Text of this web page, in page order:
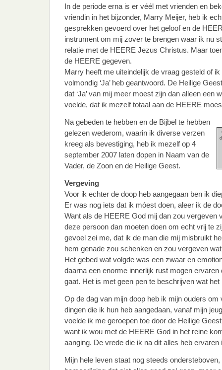
In de periode erna is er véél met vrienden en
vriendin in het bijzonder, Marry Meijer, heb ik
gesprekken gevoerd over het geloof en de
instrument om mij zover te brengen waar ik nu
relatie met de HEERE Jezus Christus. Maar
de HEERE gegeven.
Marry heeft me uiteindelijk de vraag gesteld of
volmondig ‘Ja’ heb geantwoord. De Heilige
dat ‘Ja’ van mij meer moest zijn dan alleen een
voelde, dat ik mezelf totaal aan de HEERE
Na gebeden te hebben en de Bijbel te hebben
gelezen wederom, waarin ik diverse verzen
kreeg als bevestiging, heb ik mezelf op 4
september 2007 laten dopen in Naam van de
Vader, de Zoon en de Heilige Geest.
Vergeving
Voor ik echter de doop heb aangegaan ben ik
Er was nog iets dat ik móest doen, aleer ik de
Want als de HEERE God mij dan zou vergeven
deze persoon dan moeten doen om echt vrij te
gevoel zei me, dat ik de man die mij misbruikt
hem genade zou schenken en zou vergeven
Het gebed wat volgde was een zwaar en
daarna een enorme innerlijk rust mogen ervaren
gaat. Het is met geen pen te beschrijven wat
Op de dag van mijn doop heb ik mijn ouders
dingen die ik hun heb aangedaan, vanaf mijn
voelde ik me geroepen toe door de Heilige
want ik wou met de HEERE God in het reine
aanging. De vrede die ik na dit alles heb
Mijn hele leven staat nog steeds